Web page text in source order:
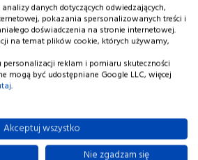
danych dotyczących odwiedzających,
pokazania spersonalizowanych treści i
doświadczenia na stronie internetowej.
na temat plików cookie, których używamy,
personalizacji reklam i pomiaru skuteczności
mogą być udostępniane Google LLC, więcej
.
Akceptuj wszystko
Nie zgadzam się